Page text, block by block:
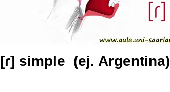
[ɾ] simple (ej. Argentina)